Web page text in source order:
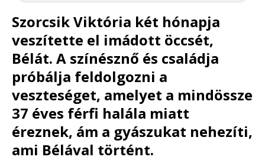
Szorcsik Viktória két hónapja
veszítette el imádott öccsét,
Bélát. A színésznő és családja
próbálja feldolgozni a
veszteséget, amelyet a mindössze
37 éves férfi halála miatt
éreznek, ám a gyászukat nehezíti,
ami Bélával történt.